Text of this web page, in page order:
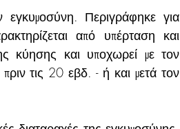
εγκυμοσύνη. Περιγράφηκε για
από υπέρταση και
κύησης και υποχωρεί με τον
πριν τις 20 εβδ. - ή και μετά τον